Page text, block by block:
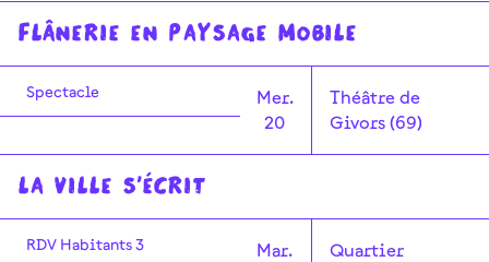
Flânerie en paysage mobile
Mer.
20
Théâtre de
Givors (69)
Spectacle
La Ville s'écrit
Mar.
Quartier
RDV Habitants 3